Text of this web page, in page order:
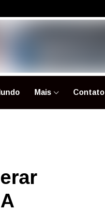
Mais Contato